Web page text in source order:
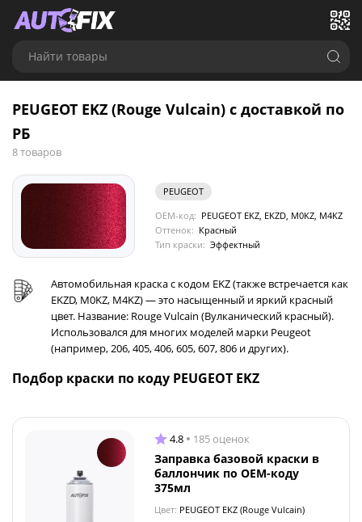
Найти товары
PEUGEOT EKZ (Rouge Vulcain) с доставкой по
РБ
8 товаров
PEUGEOT
OEM-код: PEUGEOT EKZ, EKZD, M0KZ, M4KZ
Оттенок: Красный
Тип краски: Эффектный
Автомобильная краска с кодом EKZ (также встречается как
EKZD, M0KZ, M4KZ) — это насыщенный и яркий красный
цвет. Название: Rouge Vulcain (Вулканический красный).
Использовался для многих моделей марки Peugeot
(например, 206, 405, 406, 605, 607, 806 и других).
Подбор краски по коду PEUGEOT EKZ
4.8 185 оценок
Заправка базовой краски в
баллончик по OEM-коду
375мл
Цвет: PEUGEOT EKZ (Rouge Vulcain)